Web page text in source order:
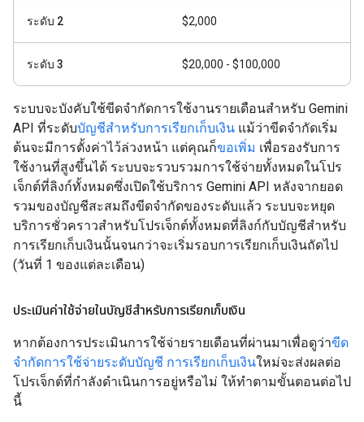
ระดับ 2 $2,000
ระดับ 3 $20,000 - $100,000
ระบบจะบังคับใช้ขีดจำกัดการใช้งานรายเดือนสำหรับ Gemini
API ที่ระดับบัญชีสำหรับการเรียกเก็บเงิน แม้ว่าขีดจำกัดเริ่ม
ต้นจะมีการตั้งค่าไว้ล่วงหน้า แต่คุณก็ขอเพิ่ม เพื่อรองรับการ
ใช้งานที่สูงขึ้นได้ ระบบจะรวบรวมการใช้จ่ายทั้งหมดในโปร
เจ็กต์ที่ลิงก์ทั้งหมดซึ่งเปิดใช้บริการ Gemini API หลังจากยอด
รวมของบัญชีสะสมถึงขีดจํากัดของระดับแล้ว ระบบจะหยุด
บริการชั่วคราวสําหรับโปรเจ็กต์ทั้งหมดที่ลิงก์กับบัญชีสำหรับ
การเรียกเก็บเงินนั้นจนกว่าจะเริ่มรอบการเรียกเก็บเงินถัดไป
(วันที่ 1 ของแต่ละเดือน)
ประเมินค่าใช้จ่ายในบัญชีสำหรับการเรียกเก็บเงิน
หากต้องการประเมินการใช้จ่ายรายเดือนที่ผ่านมาเพื่อดูว่าขีด
จำกัดการใช้จ่ายระดับบัญชี การเรียกเก็บเงินใหม่จะส่งผลต่อ
โปรเจ็กต์ที่กำลังดำเนินการอยู่หรือไม่ ให้ทำตามขั้นตอนต่อไป
นี้